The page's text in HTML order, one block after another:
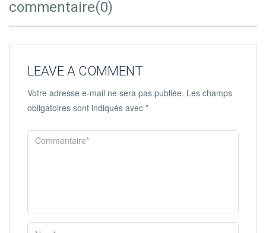
commentaire(0)
LEAVE A COMMENT
Votre adresse e-mail ne sera pas publiée. Les champs
obligatoires sont indiqués avec *